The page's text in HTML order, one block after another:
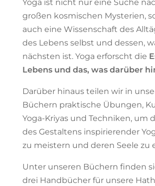
Yoga ist nicht nur eine Suche
großen kosmischen Mysterien,
auch eine Wissenschaft des
des Lebens selbst und dessen,
nächsten ist. Yoga erforscht die
Lebens und das, was darüber
Darüber hinaus teilen wir in
Büchern praktische Übungen,
Yoga-Kriyas und Techniken, um
des Gestaltens inspirierender
zu meistern und deren Seele zu
Unter unseren Büchern finden
drei Handbücher für unsere